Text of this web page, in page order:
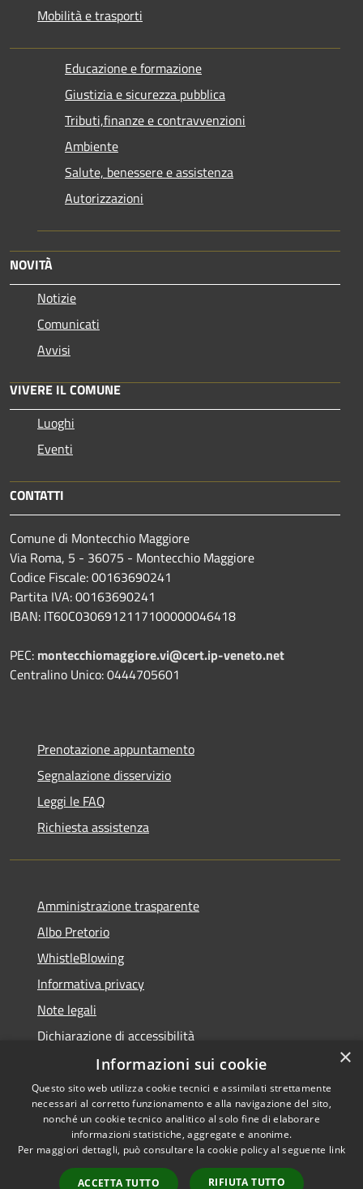
Mobilità e trasporti
Educazione e formazione
Giustizia e sicurezza pubblica
Tributi,finanze e contravvenzioni
Ambiente
Salute, benessere e assistenza
Autorizzazioni
NOVITÀ
Notizie
Comunicati
Avvisi
VIVERE IL COMUNE
Luoghi
Eventi
CONTATTI
Comune di Montecchio Maggiore
Via Roma, 5 - 36075 - Montecchio Maggiore
Codice Fiscale: 00163690241
Partita IVA: 00163690241
IBAN: IT60C0306912117100000046418
PEC: montecchiomaggiore.vi@cert.ip-veneto.net
Centralino Unico: 0444705601
Prenotazione appuntamento
Segnalazione disservizio
Leggi le FAQ
Richiesta assistenza
Amministrazione trasparente
Albo Pretorio
WhistleBlowing
Informativa privacy
Note legali
Dichiarazione di accessibilità
Accessibilità
Privacy
Copyright © 2026 • Città di
Montecchio Maggiore •
Powered byMunicipium •
Accesso redazione
×
Informazioni sui cookie
Questo sito web utilizza cookie tecnici e assimilati strettamente
necessari al corretto funzionamento e alla navigazione del sito,
nonché un cookie tecnico analitico al solo fine di elaborare
informazioni statistiche, aggregate e anonime.
Per maggiori dettagli, può consultare la cookie policy al seguente link
ACCETTA TUTTO RIFIUTA TUTTO